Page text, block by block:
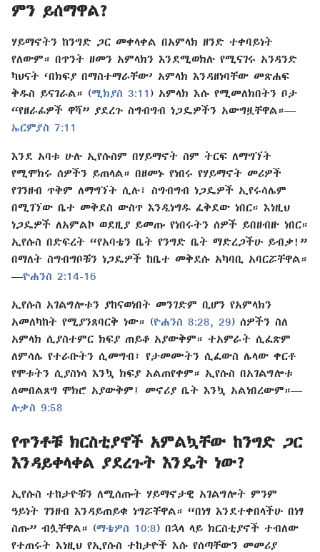
ምን ይሰማዋል?
ሃይማኖትን ከንግድ ጋር መቀላቀል በአምላክ ዘንድ ተቀባይነት
የለውም። በጥንት ዘመን አምላክን እንደሚወክሉ የሚናገሩ አንዳንድ
ካህናት ‘በክፍያ በማስተማራቸው’ አምላክ እንዳዘነባቸው መጽሐፍ
ቅዱስ ይናገራል። (ሚክያስ 3:11 ) አምላክ እሱ የሚመለክበትን ቦታ
“የዘራፊዎች ዋሻ” ያደረጉ ስግብግብ ነጋዴዎችን አውግዟቸዋል።—
ኤርምያስ 7:11
እንደ አባቱ ሁሉ ኢየሱስም በሃይማኖት ስም ትርፍ ለማግኘት
የሚሞክሩ ሰዎችን ይጠላል። በዘመኑ የነበሩ የሃይማኖት መሪዎች
የገንዘብ ጥቅም ለማግኘት ሲሉ፣ ስግብግብ ነጋዴዎች ኢየሩሳሌም
በሚገኘው ቤተ መቅደስ ውስጥ እንዲነግዱ ፈቅደው ነበር። እነዚህ
ነጋዴዎች ለአምልኮ ወደዚያ ይመጡ የነበሩትን ሰዎች ይበዘብዙ ነበር።
ኢየሱስ በድፍረት “የአባቴን ቤት የንግድ ቤት ማድረጋችሁ ይብቃ!”
በማለት ስግብግቦቹን ነጋዴዎች ከቤተ መቅደሱ አካባቢ አባርሯቸዋል።
—ዮሐንስ 2:14-16
ኢየሱስ አገልግሎቱን ያከናወነበት መንገድም ቢሆን የአምላክን
አመለካከት የሚያንጸባርቅ ነው። (ዮሐንስ 8:28, 29) ሰዎችን ስለ
አምላክ ሲያስተምር ክፍያ ጠይቆ አያውቅም። ተአምራት ሲፈጽም
ለምሳሌ የተራቡትን ሲመግብ፣ የታመሙትን ሲፈውስ ሌላው ቀርቶ
የሞቱትን ሲያስነሳ እንኳ ክፍያ አልጠየቀም። ኢየሱስ በአገልግሎቱ
ለመበልጸግ ሞክሮ አያውቅም፤ መኖሪያ ቤት እንኳ አልነበረውም።—
ሉቃስ 9:58
የጥንቶቹ ክርስቲያኖች አምልኳቸው ከንግድ ጋር
እንዳይቀላቀል ያደረጉት እንዴት ነው?
ኢየሱስ ተከታዮቹን ለሚሰጡት ሃይማኖታዊ አገልግሎት ምንም
ዓይነት ገንዘብ እንዳይጠይቁ ነግሯቸዋል። “በነፃ እንደተቀበላችሁ በነፃ
ስጡ” ብሏቸዋል። (ማቴዎስ 10:8) በኋላ ላይ ክርስቲያኖች ተብለው
የተጠሩት እነዚህ የኢየሱስ ተከታዮች እሱ የሰጣቸውን መመሪያ